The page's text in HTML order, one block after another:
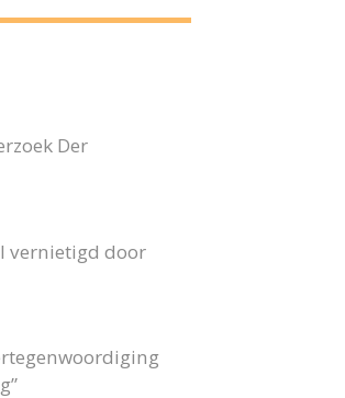
Der
vernietigd door